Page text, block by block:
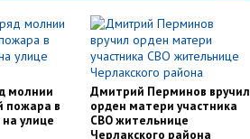
молнии
пожара в
улице
Дмитрий Перминов вручил
орден матери участника
СВО жительнице
Черлакского района